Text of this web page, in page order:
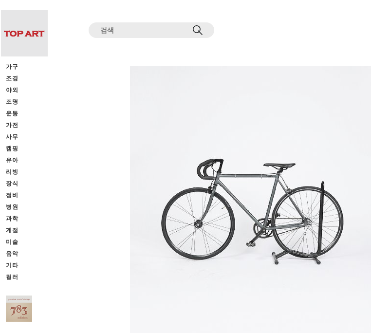
가구
조경
야외
조명
운동
가전
사무
캠핑
유아
리빙
장식
정비
병원
과학
계절
미술
음악
기타
컬러